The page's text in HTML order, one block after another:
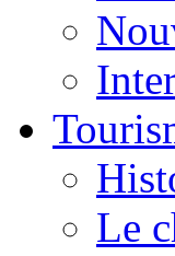
Le